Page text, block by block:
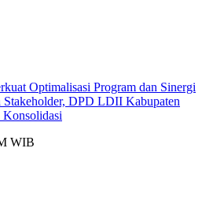
Optimalisasi Program dan Sinergi
Stakeholder, DPD LDII Kabupaten
Konsolidasi
WIB